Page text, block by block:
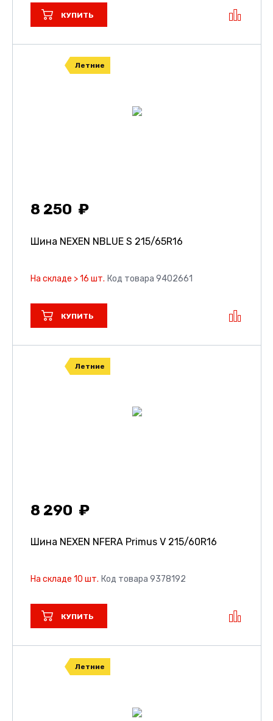
КУПИТЬ
Летние
8 250
Шина NEXEN NBLUE S 215/65R16
На складе > 16 шт. Код товара 9402661
КУПИТЬ
Летние
8 290
Шина NEXEN NFERA Primus V 215/60R16
На складе 10 шт. Код товара 9378192
КУПИТЬ
Летние